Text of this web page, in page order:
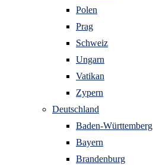
Polen
Prag
Schweiz
Ungarn
Vatikan
Zypern
Deutschland
Baden-Württemberg
Bayern
Brandenburg